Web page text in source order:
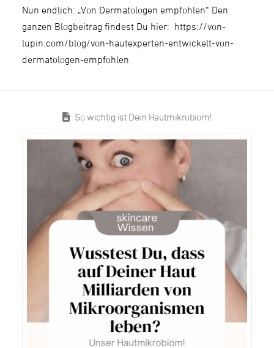
Nun endlich: „Von Dermatologen empfohlen“ Den
ganzen Blogbeitrag findest Du hier: https://von-
lupin.com/blog/von-hautexperten-entwickelt-von-
dermatologen-empfohlen
So wichtig ist Dein Hautmikrobiom!